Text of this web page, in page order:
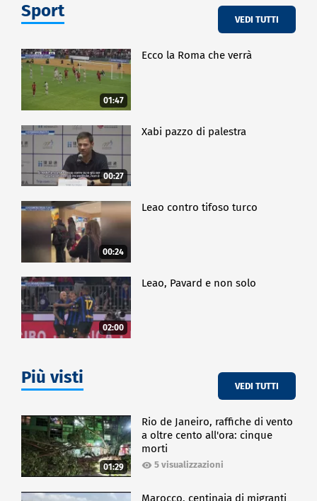
Sport VEDI TUTTI
01:47
Ecco la Roma che verrà
00:27
Xabi pazzo di palestra
00:24
Leao contro tifoso turco
02:00
Leao, Pavard e non solo
Più visti VEDI TUTTI
01:29
Rio de Janeiro, raffiche di vento
a oltre cento all'ora: cinque
morti
5 visualizzazioni
Marocco, centinaia di migranti